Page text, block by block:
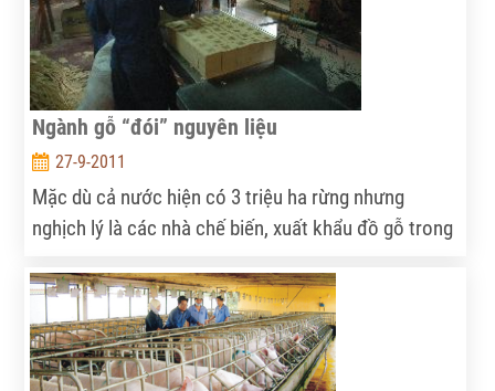
Ngành gỗ “đói” nguyên liệu
27-9-2011
Mặc dù cả nước hiện có 3 triệu ha rừng nhưng
nghịch lý là các nhà chế biến, xuất khẩu đồ gỗ trong
này không chỉ phản ánh sự không ổn định về nguyên
liệu mà còn cho thấy giá trị gia tăng của đồ gỗ xuất
khẩu Việt Nam không cao, ngành lâm nghiệp chưa
phải là kinh tế mũi nhọn…